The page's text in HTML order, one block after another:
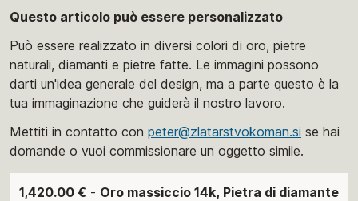
Questo articolo può essere personalizzato
Può essere realizzato in diversi colori di oro, pietre
naturali, diamanti e pietre fatte. Le immagini possono
darti un'idea generale del design, ma a parte questo è la
tua immaginazione che guiderà il nostro lavoro.
Mettiti in contatto con peter@zlatarstvokoman.si se hai
domande o vuoi commissionare un oggetto simile.
1,420.00 € - Oro massiccio 14k, Pietra di diamante